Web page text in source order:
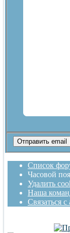
Список
Часовой
Удалить
Наша
Связаться